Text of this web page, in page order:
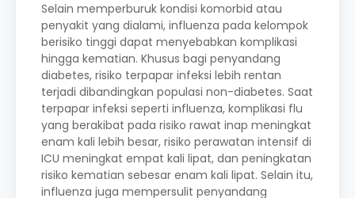
Selain memperburuk kondisi komorbid atau
penyakit yang dialami, influenza pada kelompok
berisiko tinggi dapat menyebabkan komplikasi
hingga kematian. Khusus bagi penyandang
diabetes, risiko terpapar infeksi lebih rentan
terjadi dibandingkan populasi non-diabetes. Saat
terpapar infeksi seperti influenza, komplikasi flu
yang berakibat pada risiko rawat inap meningkat
enam kali lebih besar, risiko perawatan intensif di
ICU meningkat empat kali lipat, dan peningkatan
risiko kematian sebesar enam kali lipat. Selain itu,
influenza juga mempersulit penyandang